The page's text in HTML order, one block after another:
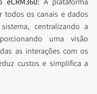
todos os canais e dados
centralizando a
uma visão
as interações com os
custos e simplifica a